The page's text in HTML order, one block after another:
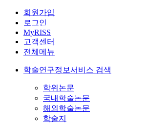
회원가입
로그인
MyRISS
고객센터
전체메뉴
학술연구정보서비스 검색
학위논문
국내학술논문
해외학술논문
학술지